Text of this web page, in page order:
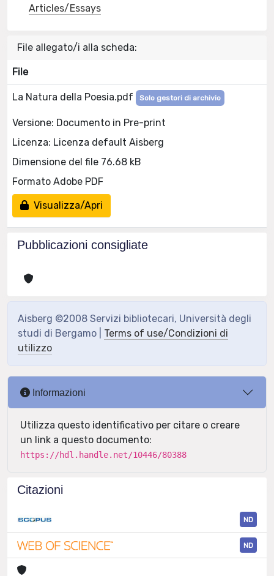
Articles/Essays
File allegato/i alla scheda:
File
La Natura della Poesia.pdf Solo gestori di archivio
Versione: Documento in Pre-print
Licenza: Licenza default Aisberg
Dimensione del file 76.68 kB
Formato Adobe PDF
Visualizza/Apri
Pubblicazioni consigliate
Aisberg ©2008 Servizi bibliotecari, Università degli
studi di Bergamo | Terms of use/Condizioni di
utilizzo
Informazioni
Utilizza questo identificativo per citare o creare
un link a questo documento:
https://hdl.handle.net/10446/80388
Citazioni
ND
ND